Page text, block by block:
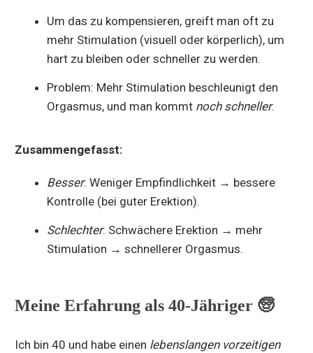
Um das zu kompensieren, greift man oft zu
mehr Stimulation (visuell oder körperlich), um
hart zu bleiben oder schneller zu werden.
Problem: Mehr Stimulation beschleunigt den
Orgasmus, und man kommt noch schneller.
Zusammengefasst:
Besser: Weniger Empfindlichkeit → bessere
Kontrolle (bei guter Erektion).
Schlechter: Schwächere Erektion → mehr
Stimulation → schnellerer Orgasmus.
Meine Erfahrung als 40-Jähriger 🧓
Ich bin 40 und habe einen lebenslangen vorzeitigen